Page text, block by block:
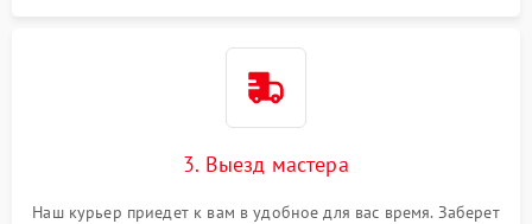
3. Выезд мастера
Наш курьер приедет к вам в удобное для вас время. Заберет